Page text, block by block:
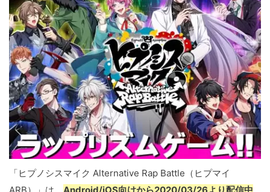
「ヒプノシスマイク Alternative Rap Battle（ヒプマイ